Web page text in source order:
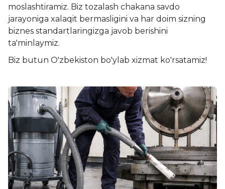
moslashtiramiz. Biz tozalash chakana savdo
jarayoniga xalaqit bermasligini va har doim sizning
biznes standartlaringizga javob berishini
ta'minlaymiz.
Biz butun O'zbekiston bo'ylab xizmat ko'rsatamiz!